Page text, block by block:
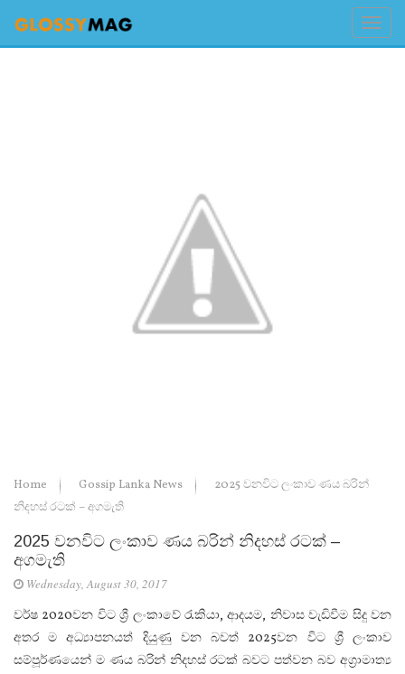
Home Gossip Lanka News
2025 වනවිට ලංකාව ණය බරින්
නිදහස් රටක් – අගමැති
2025 වනවිට ලංකාව ණය බරින් නිදහස් රටක් –
අගමැති
Wednesday, August 30, 2017
වර්ෂ 2020වන විට ශ්‍රී ලංකාවේ රැකියා, ආදයම, නිවාස වැඩිවීම සිදු වන
අතර ම අධ්‍යාපනයත් දියුණු වන බවත් 2025වන විට ශ්‍රී ලංකාව
සම්පූර්ණයෙන් ම ණය බරින් නිදහස් රටක් බවට පත්වන බව අග්‍රාමාත්‍ය